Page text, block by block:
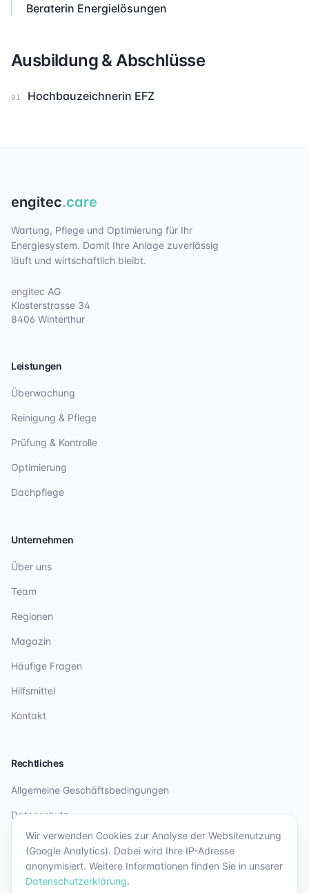
Wir verwenden Cookies zur Analyse der Websitenutzung
(Google Analytics). Dabei wird Ihre IP-Adresse
anonymisiert. Weitere Informationen finden Sie in unserer
Datenschutzerklärung.
Beraterin Energielösungen
Ausbildung & Abschlüsse
01 Hochbauzeichnerin EFZ
engitec.care
Wartung, Pflege und Optimierung für Ihr
Energiesystem. Damit Ihre Anlage zuverlässig
läuft und wirtschaftlich bleibt.
engitec AG
Klosterstrasse 34
8406 Winterthur
Leistungen
Überwachung
Reinigung & Pflege
Prüfung & Kontrolle
Optimierung
Dachpflege
Unternehmen
Über uns
Team
Regionen
Magazin
Häufige Fragen
Hilfsmittel
Kontakt
Rechtliches
Allgemeine Geschäftsbedingungen
Datenschutz
Impressum
©2026engitec AG. Alle Rechte vorbehalten.